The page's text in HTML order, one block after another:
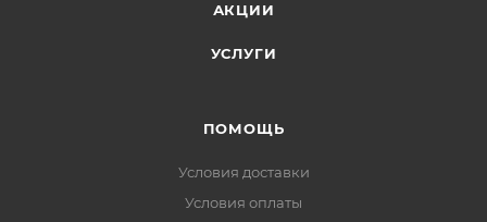
АКЦИИ
УСЛУГИ
ПОМОЩЬ
Условия доставки
Условия оплаты